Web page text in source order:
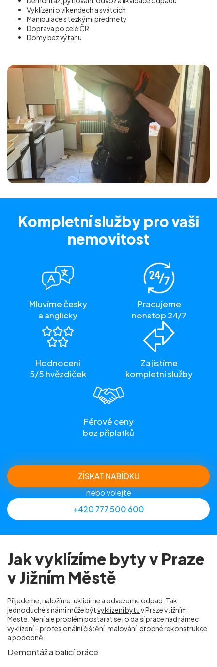
Vyklízení o víkendech a svátcích
Manipulace s těžkými předměty
Doprava po celé ČR
Domy bez výtahu
Kompletní služby pro vaši
nemovitost
Mluvíme česky
a anglicky
Pracujeme
nonstop 24/7
Hodnocení
5/5 hvězdiček
Zajistíme
kompletní služby
Férové ceny
bez příplatků
ZÍSKAT NABÍDKU
nebo volejte
+420 777 500 600
Jak vyklízíme byty v Praze
v Jižním Městě
Přijedeme, naložíme, uklidíme a odvezeme odpad. Tak
jednoduché s námi může býtvyklízení bytuv Praze v Jižním
Městě. Není ale problém postarat se i o další práce nad rámec
vyklízení – profesionální čištění, malování, drobné rekonstrukce
a podobně.
Demontáž a balicí práce